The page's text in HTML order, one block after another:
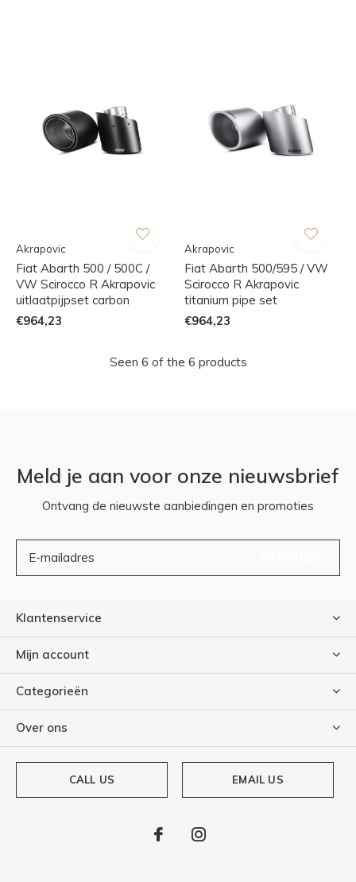
Akrapovic
Fiat Abarth 500 / 500C /
VW Scirocco R Akrapovic
uitlaatpijpset carbon
€964,23
Akrapovic
Fiat Abarth 500/595 / VW
Scirocco R Akrapovic
titanium pipe set
€964,23
Seen 6 of the 6 products
Meld je aan voor onze nieuwsbrief
Ontvang de nieuwste aanbiedingen en promoties
Klantenservice
Mijn account
Categorieën
Over ons
CALL US EMAIL US